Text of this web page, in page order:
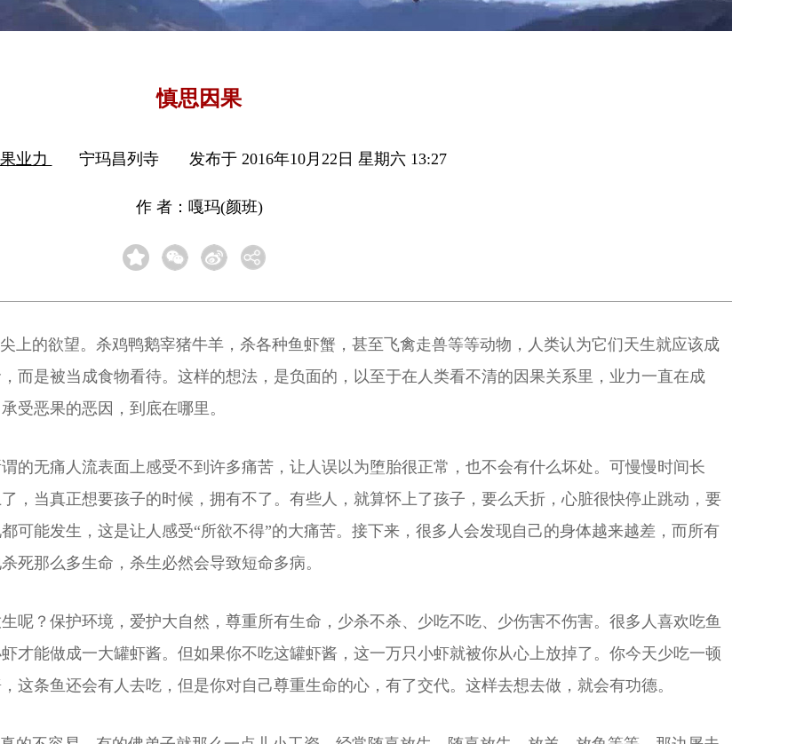
慎思因果
业力 宁玛昌列寺 发布于 2016年10月22日 星期六 13:27
作 者：嘎玛(颜班)
上的欲望。杀鸡鸭鹅宰猪牛羊，杀各种鱼虾蟹，甚至飞禽走兽等等动物，人类认为它们天生就应该成
而是被当成食物看待。这样的想法，是负面的，以至于在人类看不清的因果关系里，业力一直在成
受恶果的恶因，到底在哪里。
的无痛人流表面上感受不到许多痛苦，让人误以为堕胎很正常，也不会有什么坏处。可慢慢时间长
，当真正想要孩子的时候，拥有不了。有些人，就算怀上了孩子，要么夭折，心脏很快停止跳动，要
可能发生，这是让人感受“所欲不得”的大痛苦。接下来，很多人会发现自己的身体越来越差，而所有
死那么多生命，杀生必然会导致短命多病。
呢？保护环境，爱护大自然，尊重所有生命，少杀不杀、少吃不吃、少伤害不伤害。很多人喜欢吃鱼
才能做成一大罐虾酱。但如果你不吃这罐虾酱，这一万只小虾就被你从心上放掉了。你今天少吃一顿
这条鱼还会有人去吃，但是你对自己尊重生命的心，有了交代。这样去想去做，就会有功德。